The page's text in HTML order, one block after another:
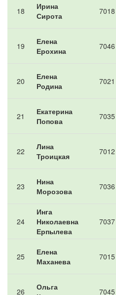
18
Ирина
Сирота
7018
19
Елена
Ерохина
7046
20
Елена
Родина
7021
21
Екатерина
Попова
7035
22
Лина
Троицкая
7012
23
Нина
Морозова
7036
24
Инга
Николаевна
Ерпылева
7037
25
Елена
Маханева
7015
26
Ольга
7045